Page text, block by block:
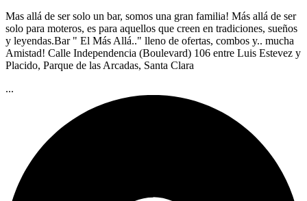
Mas allá de ser solo un bar, somos una gran familia! Más allá de ser
solo para moteros, es para aquellos que creen en tradiciones, sueños
y leyendas.Bar " El Más Allá.." lleno de ofertas, combos y.. mucha
Amistad! Calle Independencia (Boulevard) 106 entre Luis Estevez y
Placido, Parque de las Arcadas, Santa Clara
...